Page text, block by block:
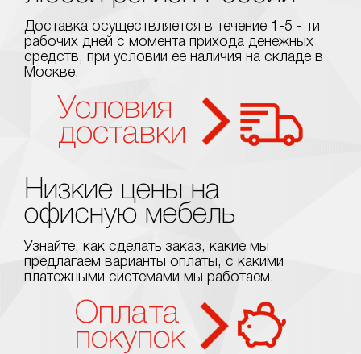
Доставка осуществляется в течение 1-5 - ти
рабочих дней с момента прихода денежных
средств, при условии ее наличия на складе в
Москве.
Условия
доставки
Низкие цены на
офисную мебель
Узнайте, как сделать заказ, какие мы
предлагаем варианты оплаты, с какими
платежными системами мы работаем.
Оплата
покупок